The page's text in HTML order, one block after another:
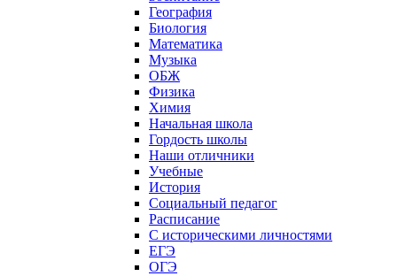
География
Биология
Математика
Музыка
ОБЖ
Физика
Химия
Начальная школа
Гордость школы
Наши отличники
Учебные
История
Социальный педагог
Расписание
С историческими личностями
ЕГЭ
ОГЭ